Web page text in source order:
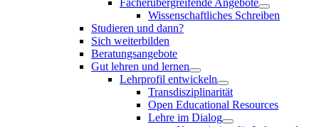
Wissenschaftliches Schreiben
Studieren und dann?
Sich weiterbilden
Beratungsangebote
Gut lehren und lernen
Lehrprofil entwickeln
Transdisziplinarität
Open Educational Resources
Lehre im Dialog